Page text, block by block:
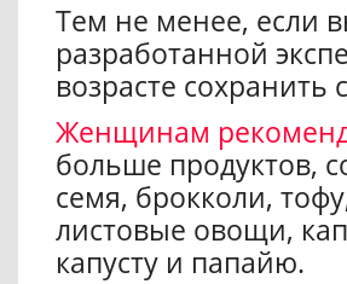
Тем не менее, если
разработанной
возрасте сохранить
Женщинам
больше продуктов,
семя, брокколи,
листовые овощи,
капусту и папайю.